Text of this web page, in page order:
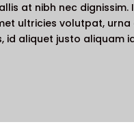
at nibh nec
ultricies volutpat,
id aliquet justo aliquam